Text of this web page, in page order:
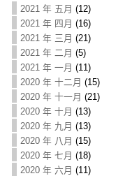
2021 年 五月 (12)
2021 年 四月 (16)
2021 年 三月 (21)
2021 年 二月 (5)
2021 年 一月 (11)
2020 年 十二月 (15)
2020 年 十一月 (21)
2020 年 十月 (13)
2020 年 九月 (13)
2020 年 八月 (15)
2020 年 七月 (18)
2020 年 六月 (11)